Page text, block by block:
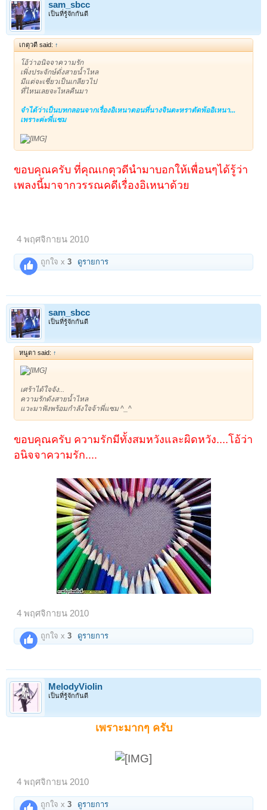
sam_sbcc
เป็นที่รู้จักกันดี
เกตุวดี said: ↑
โอ้ว่าอนิจจาความรัก
เพิ่งประจักษ์ดั่งสายน้ำไหล
มีแต่จะเชี่ยวเป็นเกลียวไป
ที่ไหนเลยจะไหลคืนมา
จำได้ว่าเป็นบทกลอนจากเรื่องอิเหนาตอนที่นางจินตะหราตัดพ้ออิเหนา...
เพราะค่ะพี่แซม
ขอบคุณครับ ที่คุณเกตุวดีนำมาบอกให้เพื่อนๆได้รู้ว่า
เพลงนี้มาจากวรรณคดีเรื่องอิเหนาด้วย
4 พฤศจิกายน 2010
ถูกใจ x3 ดูรายการ
sam_sbcc
เป็นที่รู้จักกันดี
หนูตา said: ↑
เศร้าได้ใจจัง...
ความรักดังสายน้ำไหล
แวะมาฟังพร้อมกำลังใจจ้าพี่แซม ^_^
ขอบคุณครับ ความรักมีทั้งสมหวังและผิดหวัง....โอ้ว่า
อนิจจาความรัก....
4 พฤศจิกายน 2010
ถูกใจ x3 ดูรายการ
MelodyViolin
เป็นที่รู้จักกันดี
เพราะมากๆ ครับ
4 พฤศจิกายน 2010
ถูกใจ x3 ดูรายการ